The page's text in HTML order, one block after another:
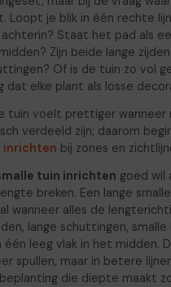
Loopt je blik in één rechte
Staat het pad als
Zijn beide lange
Of is de tuin zo vol
dat elke plant als losse
tuin voelt prettiger wanneer
verdeeld zijn; daarom
inrichten bij zones en
tuin inrichten goed wil
breken. Een lange
wanneer alles de
lange schuttingen, smalle
één leeg vlak in het midden.
spullen, maar in betere
die diepte maakt